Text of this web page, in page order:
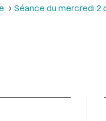
Séance du mercredi 2